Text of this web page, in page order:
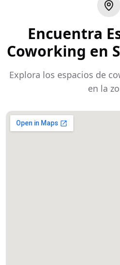
Encuentra
Coworking en
Explora los espacios de
en la